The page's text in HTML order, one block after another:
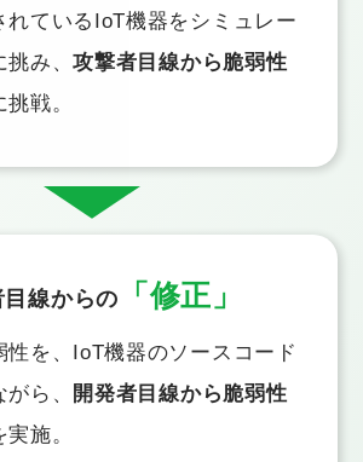
れているIoT機器をシミュレー
挑み、攻撃者目線から脆弱性
挑戦。
目線からの 「修正」
性を、IoT機器のソースコード
ら、
開発者目線から脆弱性
実施。